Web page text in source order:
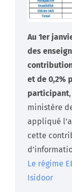
Au 1er
des
et de 0,2%
participant
ministère
appliqué
cette
Le régime
Isidoor